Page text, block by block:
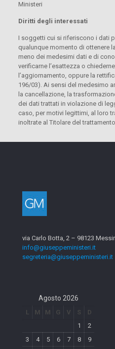
Ministeri
Diritti degli interessati
I soggetti cui si riferiscono i dati
qualunque momento di ottenere
meno dei medesimi dati e di
verificarne l’esattezza o
l’aggiornamento, oppure la
196/03). Ai sensi del medesimo
la cancellazione, la
dei dati trattati in violazione di
caso, per motivi legittimi, al loro
inoltrate al Titolare del
via Carlo Botta, 2 – 98123
info@giuseppeministeri.it
segreteria@giuseppeministeri.it
Agosto 2026
L M M G V S
D
1
2
3
4 5 6 7 8
9